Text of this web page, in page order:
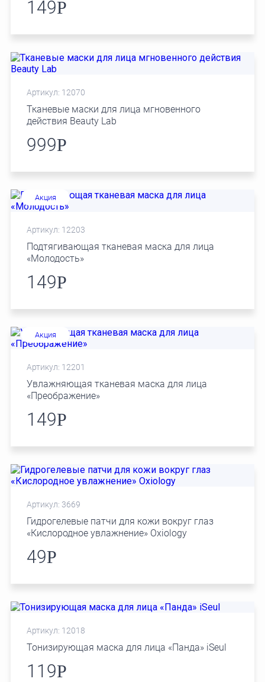
149Р
Артикул: 12070
Тканевые маски для лица мгновенного
действия Beauty Lab
999Р
Акция
Артикул: 12203
Подтягивающая тканевая маска для лица
«Молодость»
149Р
Акция
Артикул: 12201
Увлажняющая тканевая маска для лица
«Преображение»
149Р
Артикул: 3669
Гидрогелевые патчи для кожи вокруг глаз
«Кислородное увлажнение» Oxiology
49Р
Артикул: 12018
Тонизирующая маска для лица «Панда» iSeul
119Р